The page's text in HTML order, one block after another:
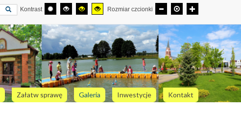
Kontrast Rozmiar czcionki
Załatw sprawę Galeria Inwestycje Kontakt